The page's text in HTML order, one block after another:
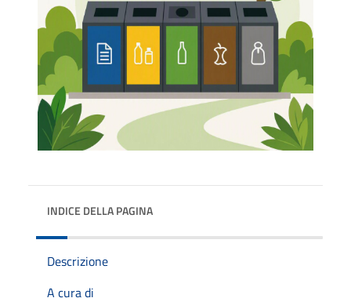
INDICE DELLA PAGINA
Descrizione
A cura di